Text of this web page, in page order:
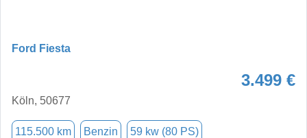
Ford Fiesta
3.499 €
Köln, 50677
115.500 km Benzin 59 kw (80 PS)